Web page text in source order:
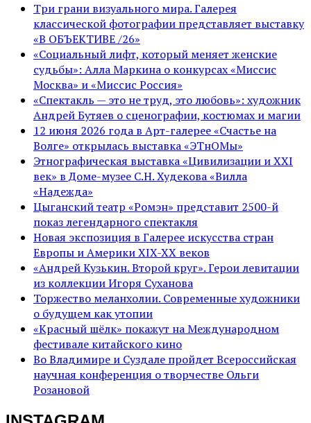
Три грани визуального мира. Галерея
классической фотографии представляет выставку
«В ОБЪЕКТИВЕ /26»
«Социальный лифт, который меняет женские
судьбы»: Алла Маркина о конкурсах «Миссис
Москва» и «Миссис Россия»
«Спектакль — это не труд, это любовь»: художник
Андрей Бутяев о сценографии, костюмах и магии
12 июня 2026 года в Арт-галерее «Счастье на
Волге» открылась выставка «ЭТнОМы»
Этнографическая выставка «Цивилизации и ХХI
век» в Доме-музее С.Н. Худекова «Вилла
«Надежда»
Цыганский театр «Ромэн» представит 2500-й
показ легендарного спектакля
Новая экспозиция в Галерее искусства стран
Европы и Америки XIX-XX веков
«Андрей Кузькин. Второй круг». Герои левитации
из коллекции Игоря Суханова
Торжество меланхолии. Современные художники
о будущем как утопии
«Красный шёлк» покажут на Международном
фестивале китайского кино
Во Владимире и Суздале пройдет Всероссийская
научная конференция о творчестве Ольги
Розановой